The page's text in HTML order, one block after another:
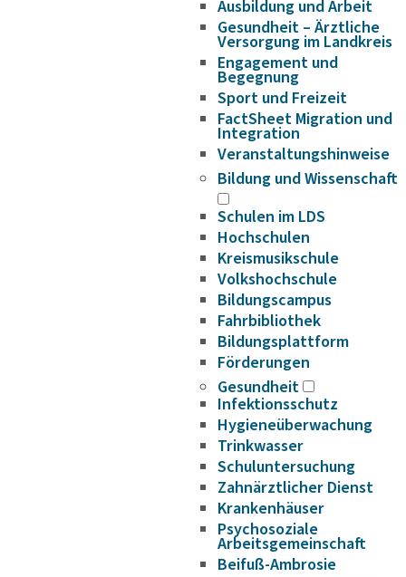
Ausbildung und Arbeit
Gesundheit – Ärztliche
Versorgung im Landkreis
Engagement und
Begegnung
Sport und Freizeit
FactSheet Migration und
Integration
Veranstaltungshinweise
Bildung und Wissenschaft
Schulen im LDS
Hochschulen
Kreismusikschule
Volkshochschule
Bildungscampus
Fahrbibliothek
Bildungsplattform
Förderungen
Gesundheit
Infektionsschutz
Hygieneüberwachung
Trinkwasser
Schuluntersuchung
Zahnärztlicher Dienst
Krankenhäuser
Psychosoziale
Arbeitsgemeinschaft
Beifuß-Ambrosie